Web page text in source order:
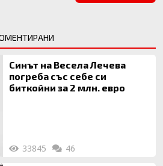
Синът на Весела Лечева
погреба със себе си
биткойни за 2 млн. евро
33845 46